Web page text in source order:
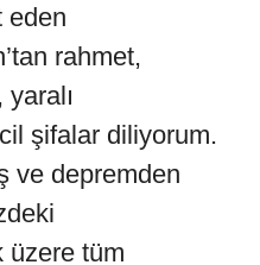
eden
rahmet,
yaralı
şifalar diliyorum.
ve depremden
üzere tüm